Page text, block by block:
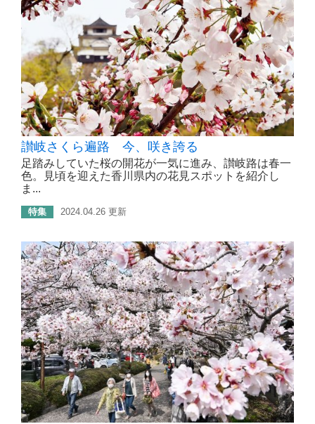
讃岐さくら遍路 今、咲き誇る
足踏みしていた桜の開花が一気に進み、讃岐路は春一
色。見頃を迎えた香川県内の花見スポットを紹介し
ま...
特集 2024.04.26 更新